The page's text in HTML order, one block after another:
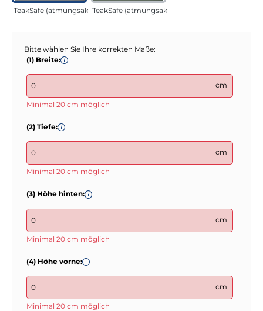
TeakSafe (atmungsaktiv) anthrazitTeakSafe (atmungsaktiv) grün
Bitte wählen Sie Ihre korrekten Maße:
(1) Breite:
cm
Minimal 20 cm möglich
(2) Tiefe:
cm
Minimal 20 cm möglich
(3) Höhe hinten:
cm
Minimal 20 cm möglich
(4) Höhe vorne:
cm
Minimal 20 cm möglich